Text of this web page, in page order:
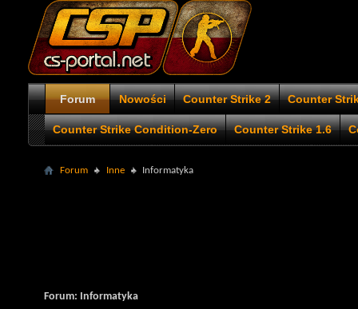
Forum Nowości Counter Strike 2 Counter
Counter Strike Condition-Zero Counter Strike 1.6
Forum Inne Informatyka
Forum: Informatyka